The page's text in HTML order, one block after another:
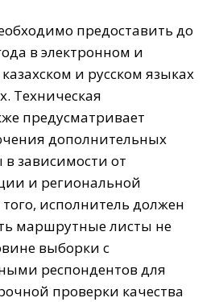
предоставить до
в электронном и
и русском языках
Техническая
предусматривает
дополнительных
в зависимости от
и региональной
исполнитель должен
маршрутные листы не
выборки с
респондентов для
проверки качества